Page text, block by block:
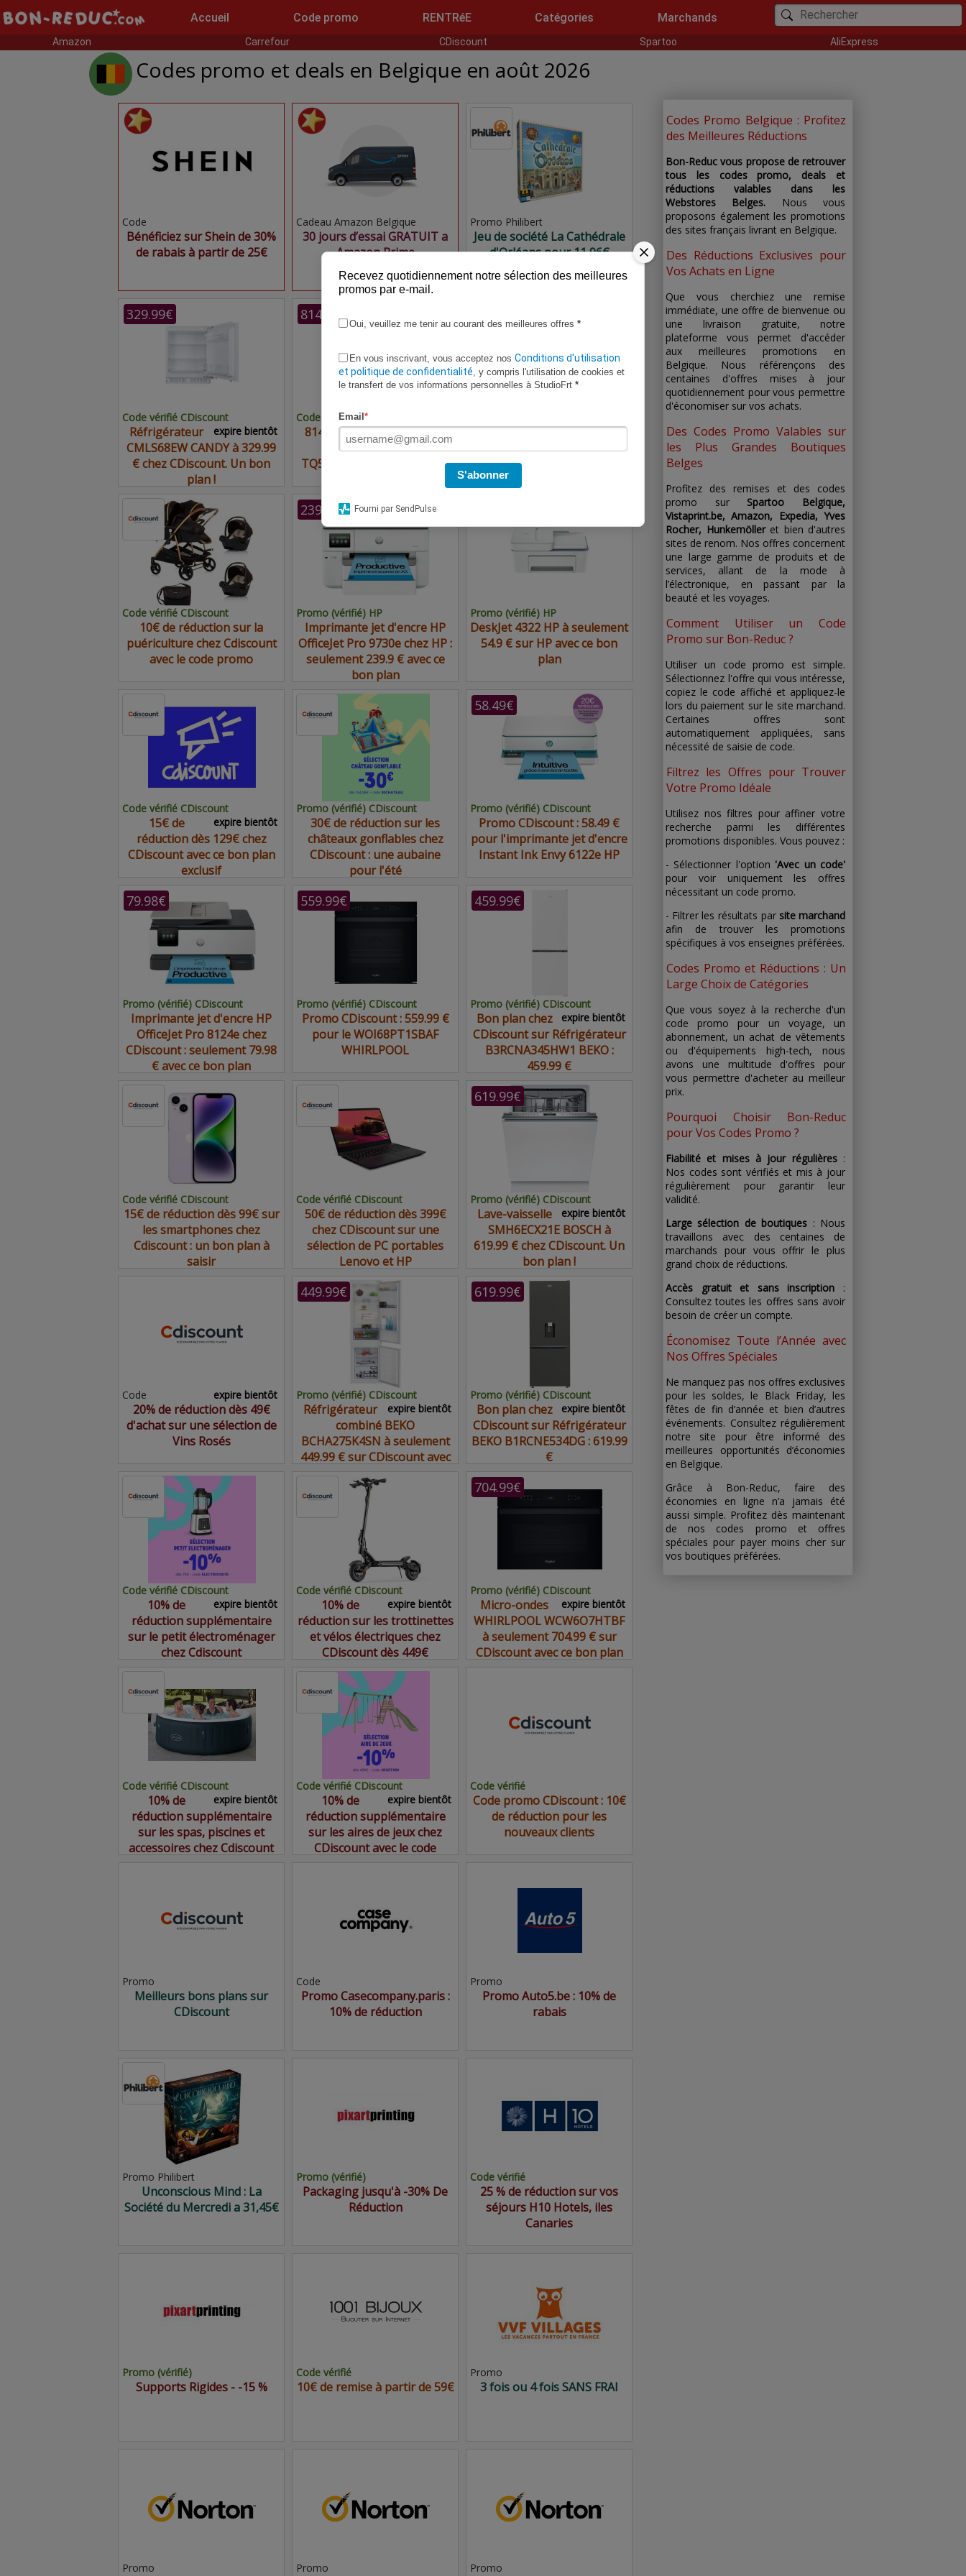
Accueil Code promo RENTRéE Catégories Marchands
Amazon Carrefour CDiscount Spartoo AliExpress
Codes promo et deals en Belgique en août 2026
Code
Bénéficiez sur Shein de 30%
de rabais à partir de 25€
Cadeau Amazon Belgique
30 jours d’essai GRATUIT a
Amazon Prime
Promo Philibert
Jeu de société La Cathédrale
d'Orléans pour 11,96€
329.99€
Code vérifié CDiscount
expire bientôt
Réfrigérateur
CMLS68EW CANDY à 329.99
€ chez CDiscount. Un bon
plan !
814.00€
Code vérifié CDiscount
expire bientôt
814 € pour le
TV OLED SAMSUNG
TQ55S85FA, en promo chez
expire bientôt
Lave-linge
Samsung WF20DG8650BVU3
à seulement 908.99 € sur
CDiscount avec ce bon plan
Code vérifié CDiscount
10€ de réduction sur la
puériculture chez Cdiscount
avec le code promo
239.90€
Promo (vérifié) HP
Imprimante jet d'encre HP
OfficeJet Pro 9730e chez HP :
seulement 239.9 € avec ce
bon plan
Promo (vérifié) HP
DeskJet 4322 HP à seulement
54.9 € sur HP avec ce bon
plan
Code vérifié CDiscount
expire bientôt
15€ de
réduction dès 129€ chez
CDiscount avec ce bon plan
exclusif
Promo (vérifié) CDiscount
30€ de réduction sur les
châteaux gonflables chez
CDiscount : une aubaine
pour l'été
58.49€
Promo (vérifié) CDiscount
Promo CDiscount : 58.49 €
pour l'imprimante jet d'encre
Instant Ink Envy 6122e HP
79.98€
Promo (vérifié) CDiscount
Imprimante jet d'encre HP
OfficeJet Pro 8124e chez
CDiscount : seulement 79.98
€ avec ce bon plan
559.99€
Promo (vérifié) CDiscount
Promo CDiscount : 559.99 €
pour le WOI68PT1SBAF
WHIRLPOOL
459.99€
Promo (vérifié) CDiscount
expire bientôt
Bon plan chez
CDiscount sur Réfrigérateur
B3RCNA345HW1 BEKO :
459.99 €
Code vérifié CDiscount
15€ de réduction dès 99€ sur
les smartphones chez
Cdiscount : un bon plan à
saisir
Code vérifié CDiscount
50€ de réduction dès 399€
chez CDiscount sur une
sélection de PC portables
Lenovo et HP
619.99€
Promo (vérifié) CDiscount
expire bientôt
Lave-vaisselle
SMH6ECX21E BOSCH à
619.99 € chez CDiscount. Un
bon plan !
Code expire bientôt
20% de réduction dès 49€
d'achat sur une sélection de
Vins Rosés
449.99€
Promo (vérifié) CDiscount
expire bientôt
Réfrigérateur
combiné BEKO
BCHA275K4SN à seulement
449.99 € sur CDiscount avec
619.99€
Promo (vérifié) CDiscount
expire bientôt
Bon plan chez
CDiscount sur Réfrigérateur
BEKO B1RCNE534DG : 619.99
€
Code vérifié CDiscount
expire bientôt
10% de
réduction supplémentaire
sur le petit électroménager
chez Cdiscount
Code vérifié CDiscount
expire bientôt
10% de
réduction sur les trottinettes
et vélos électriques chez
CDiscount dès 449€
704.99€
Promo (vérifié) CDiscount
expire bientôt
Micro-ondes
WHIRLPOOL WCW6O7HTBF
à seulement 704.99 € sur
CDiscount avec ce bon plan
Code vérifié CDiscount
expire bientôt
10% de
réduction supplémentaire
sur les spas, piscines et
accessoires chez Cdiscount
Code vérifié CDiscount
expire bientôt
10% de
réduction supplémentaire
sur les aires de jeux chez
CDiscount avec le code
Code vérifié
Code promo CDiscount : 10€
de réduction pour les
nouveaux clients
Promo
Meilleurs bons plans sur
CDiscount
Code
Promo Casecompany.paris :
10% de réduction
Promo
Promo Auto5.be : 10% de
rabais
Promo Philibert
Unconscious Mind : La
Société du Mercredi a 31,45€
Promo (vérifié)
Packaging jusqu'à -30% De
Réduction
Code vérifié
25 % de réduction sur vos
séjours H10 Hotels, iles
Canaries
Promo (vérifié)
Supports Rigides - -15 %
Code vérifié
10€ de remise à partir de 59€
Promo
3 fois ou 4 fois SANS FRAI
Promo Promo Promo
Codes Promo Belgique : Profitez
des Meilleures Réductions
Bon-Reduc vous propose de retrouver
tous les codes promo, deals et
réductions valables dans les
Webstores Belges. Nous vous
proposons également les promotions
des sites français livrant en Belgique.
Des Réductions Exclusives pour
Vos Achats en Ligne
Que vous cherchiez une remise
immédiate, une offre de bienvenue ou
une livraison gratuite, notre
plateforme vous permet d'accéder
aux meilleures promotions en
Belgique. Nous référençons des
centaines d'offres mises à jour
quotidiennement pour vous permettre
d'économiser sur vos achats.
Des Codes Promo Valables sur
les Plus Grandes Boutiques
Belges
Profitez des remises et des codes
promo sur Spartoo Belgique,
Vistaprint.be, Amazon, Expedia, Yves
Rocher, Hunkemölleret bien d'autres
sites de renom. Nos offres concernent
une large gamme de produits et de
services, allant de la mode à
l’électronique, en passant par la
beauté et les voyages.
Comment Utiliser un Code
Promo sur Bon-Reduc ?
Utiliser un code promo est simple.
Sélectionnez l'offre qui vous intéresse,
copiez le code affiché et appliquez-le
lors du paiement sur le site marchand.
Certaines offres sont
automatiquement appliquées, sans
nécessité de saisie de code.
Filtrez les Offres pour Trouver
Votre Promo Idéale
Utilisez nos filtres pour affiner votre
recherche parmi les différentes
promotions disponibles. Vous pouvez :
- Sélectionner l'option 'Avec un code'
pour voir uniquement les offres
nécessitant un code promo.
- Filtrer les résultats par site marchand
afin de trouver les promotions
spécifiques à vos enseignes préférées.
Codes Promo et Réductions : Un
Large Choix de Catégories
Que vous soyez à la recherche d'un
code promo pour un voyage, un
abonnement, un achat de vêtements
ou d'équipements high-tech, nous
avons une multitude d'offres pour
vous permettre d'acheter au meilleur
prix.
Pourquoi Choisir Bon-Reduc
pour Vos Codes Promo ?
Fiabilité et mises à jour régulières:
Nos codes sont vérifiés et mis à jour
régulièrement pour garantir leur
validité.
Large sélection de boutiques : Nous
travaillons avec des centaines de
marchands pour vous offrir le plus
grand choix de réductions.
Accès gratuit et sans inscription :
Consultez toutes les offres sans avoir
besoin de créer un compte.
Économisez Toute l’Année avec
Nos Offres Spéciales
Ne manquez pas nos offres exclusives
pour les soldes, le Black Friday, les
fêtes de fin d’année et bien d’autres
événements. Consultez régulièrement
notre site pour être informé des
meilleures opportunités d’économies
en Belgique.
Grâce à Bon-Reduc, faire des
économies en ligne n’a jamais été
aussi simple. Profitez dès maintenant
de nos codes promo et offres
spéciales pour payer moins cher sur
vos boutiques préférées.
Recevez quotidiennement notre sélection des meilleures
promos par e-mail.
Oui, veuillez me tenir au courant des meilleures offres *
En vous inscrivant, vous acceptez nos Conditions d'utilisation
et politique de confidentialité, y compris l'utilisation de cookies et
le transfert de vos informations personnelles à StudioFrt *
Email *
S'abonner
Fourni par SendPulse